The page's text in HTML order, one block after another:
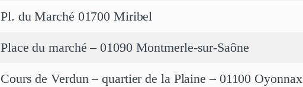
Pl. du Marché 01700 Miribel
Place du marché – 01090 Montmerle-sur-Saône
Cours de Verdun – quartier de la Plaine – 01100 Oyonnax